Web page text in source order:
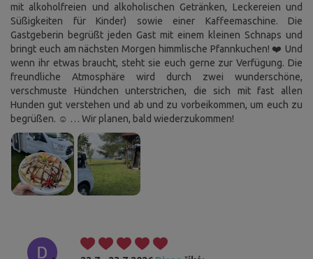
mit alkoholfreien und alkoholischen Getränken, Leckereien und
Süßigkeiten für Kinder) sowie einer Kaffeemaschine. Die
Gastgeberin begrüßt jeden Gast mit einem kleinen Schnaps und
bringt euch am nächsten Morgen himmlische Pfannkuchen! ❤️ Und
wenn ihr etwas braucht, steht sie euch gerne zur Verfügung. Die
freundliche Atmosphäre wird durch zwei wunderschöne,
verschmuste Hündchen unterstrichen, die sich mit fast allen
Hunden gut verstehen und ab und zu vorbeikommen, um euch zu
begrüßen. ☺️ … Wir planen, bald wiederzukommen!
Leiste nicht stört.